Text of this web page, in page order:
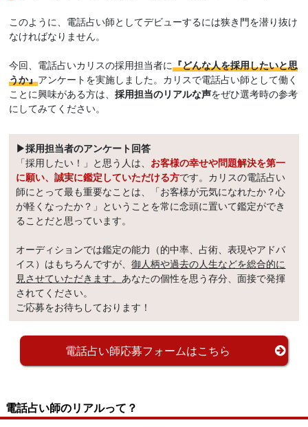
このように、電話占い師としてデビューするには狭き門を潜り抜け
なければなりません。
今回、電話占いカリスの採用担当者に『どんな人を採用したいと思
うか』アンケートを実施しました。カリスで電話占い師として働く
ことに興味がある方は、採用担当のリアルな声をぜひ選考時の参考
にしてみてください。
▶採用担当者のアンケート回答
「採用したい！」と思う人は、 お客様の幸せや問題解決を第一
に願い、誠実に鑑定していただける方です。カリスの電話占い
師にとって最も重要なことは、「お客様が元気になれたか？心
が軽くなったか？」ということを常に念頭に置いて鑑定ができ
ることだと思っています。
オーディションでは鑑定の能力（的中率、占術、表現やアドバ
イス）はもちろんですが、御人柄や過去の人生などを総合的に
見させていただきます。あなたの個性を思う存分、面接で発揮
されてください。
ご応募をお待ちしております！
電話占い師応募フォームはこちら
電話占い師のリアルって？